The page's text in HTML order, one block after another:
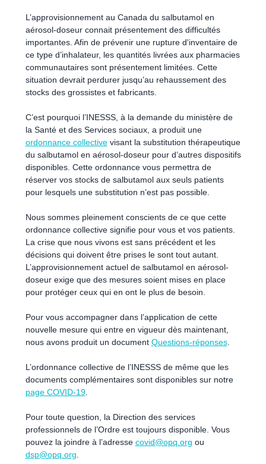
L’approvisionnement au Canada du salbutamol en
aérosol-doseur connait présentement des difficultés
importantes. Afin de prévenir une rupture d'inventaire de
ce type d’inhalateur, les quantités livrées aux pharmacies
communautaires sont présentement limitées. Cette
situation devrait perdurer jusqu’au rehaussement des
stocks des grossistes et fabricants.
C’est pourquoi l’INESSS, à la demande du ministère de
la Santé et des Services sociaux, a produit une
ordonnance collectivevisant la substitution thérapeutique
du salbutamol en aérosol-doseur pour d’autres dispositifs
disponibles. Cette ordonnance vous permettra de
réserver vos stocks de salbutamol aux seuls patients
pour lesquels une substitution n’est pas possible.
Nous sommes pleinement conscients de ce que cette
ordonnance collective signifie pour vous et vos patients.
La crise que nous vivons est sans précédent et les
décisions qui doivent être prises le sont tout autant.
L’approvisionnement actuel de salbutamol en aérosol-
doseur exige que des mesures soient mises en place
pour protéger ceux qui en ont le plus de besoin.
Pour vous accompagner dans l’application de cette
nouvelle mesure qui entre en vigueur dès maintenant,
nous avons produit un document Questions-réponses.
L’ordonnance collective de l’INESSS de même que les
documents complémentaires sont disponibles sur notre
page COVID-19.
Pour toute question, la Direction des services
professionnels de l’Ordre est toujours disponible. Vous
pouvez la joindre à l’adresse covid@opq.org ou
dsp@opq.org